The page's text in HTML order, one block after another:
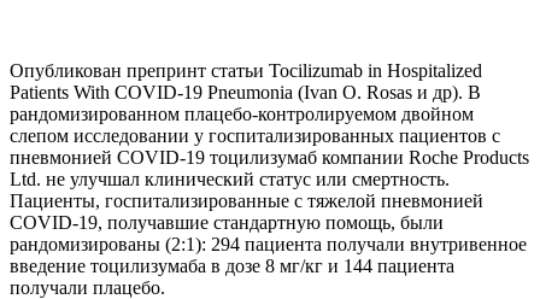
Опубликован препринт статьи Tocilizumab in Hospitalized
Patients With COVID-19 Pneumonia (Ivan O. Rosas и др). В
рандомизированном плацебо-контролируемом двойном
слепом исследовании у госпитализированных пациентов с
пневмонией COVID-19 тоцилизумаб компании Roche Products
Ltd. не улучшал клинический статус или смертность.
Пациенты, госпитализированные с тяжелой пневмонией
COVID-19, получавшие стандартную помощь, были
рандомизированы (2:1): 294 пациента получали внутривенное
введение тоцилизумаба в дозе 8 мг/кг и 144 пациента
получали плацебо.